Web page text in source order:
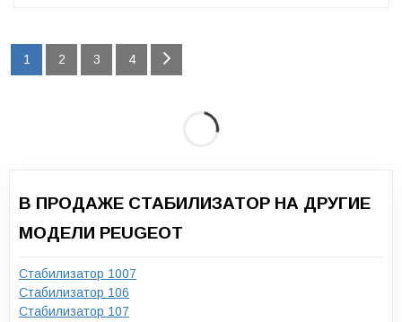
1 2 3 4
В ПРОДАЖЕ СТАБИЛИЗАТОР НА ДРУГИЕ
МОДЕЛИ PEUGEOT
Стабилизатор 1007
Стабилизатор 106
Стабилизатор 107